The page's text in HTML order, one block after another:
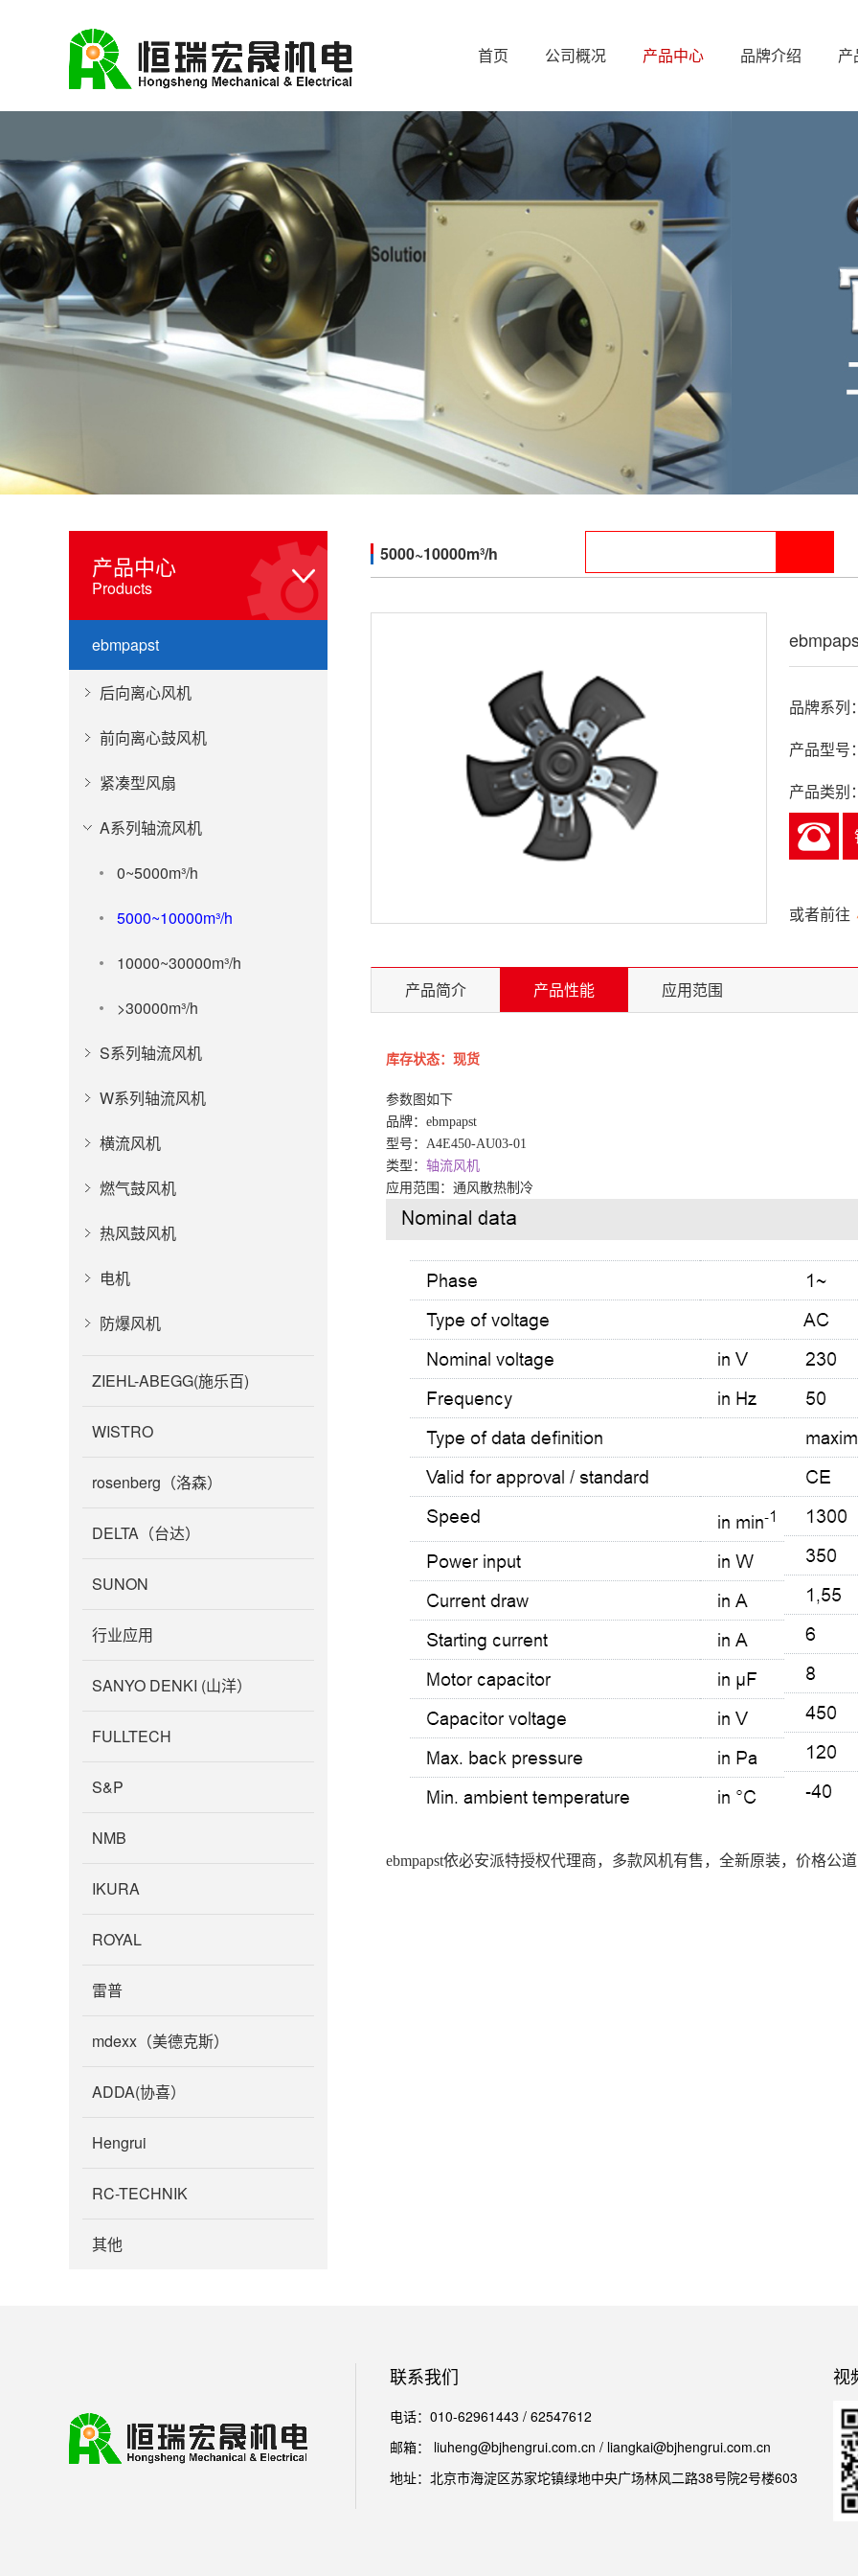
首页 公司概况 产品中心 品牌介绍 产
产品中心
Products
ebmpapst
后向离心风机
前向离心鼓风机
紧凑型风扇
A系列轴流风机
0~5000m³/h
5000~10000m³/h
10000~30000m³/h
>30000m³/h
S系列轴流风机
W系列轴流风机
横流风机
燃气鼓风机
热风鼓风机
电机
防爆风机
ZIEHL-ABEGG(施乐百)
WISTRO
rosenberg（洛森）
DELTA（台达）
SUNON
行业应用
SANYO DENKI (山洋）
FULLTECH
S&P
NMB
IKURA
ROYAL
雷普
mdexx（美德克斯）
ADDA(协喜）
Hengrui
RC-TECHNIK
其他
5000~10000m³/h
品牌系列
产品型号
产品类别
或者前往
产品简介 产品性能 应用范围
库存状态：现货
参数图如下
品牌： ebmpapst
型号：A4E450-AU03-01
类型： 轴流风机
应用范围：通风散热制冷
ebmpapst依必安派特授权代理商，多款风机有售，全新原装，价格公
联系我们
电话：010-62961443 / 62547612
邮箱： liuheng@bjhengrui.com.cn / liangkai@bjhengrui.com.cn
地址：北京市海淀区苏家坨镇绿地中央广场林风二路38号院2号楼603
视